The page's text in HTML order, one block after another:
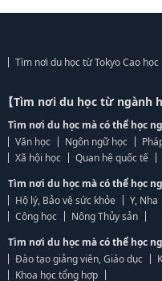
Tìm nơi du học từ Tokyo Cao học
【Tìm nơi du học từ ngành
Tìm nơi du học mà có thể học
Văn học
Ngôn ngữ học
Xã hội học
Quan hệ quốc tế
Tìm nơi du học mà có thể học
Hộ lý, Bảo vệ sức khỏe
Y, Nha
Công học
Nông Thủy sản
Tìm nơi du học mà có thể học
Đào tạo giảng viên, Giáo dục
Khoa học tổng hợp